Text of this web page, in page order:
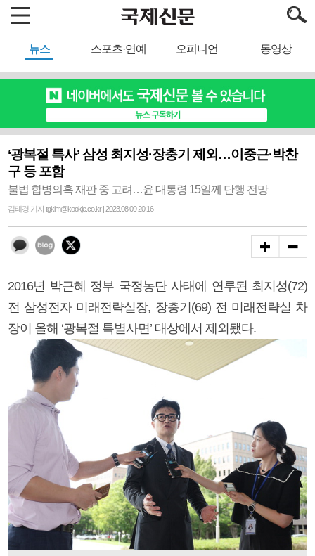
뉴스 스포츠·연예 오피니언 동영상
‘광복절 특사’ 삼성 최지성·장충기 제외…이중근·박찬
구 등 포함
불법 합병의혹 재판 중 고려…윤 대통령 15일께 단행 전망
김태경 기자 tgkim@kookje.co.kr | 2023.08.09 20:16
2016년 박근혜 정부 국정농단 사태에 연루된 최지성(72)
전 삼성전자 미래전략실장, 장충기(69) 전 미래전략실 차
장이 올해 ‘광복절 특별사면’ 대상에서 제외됐다.